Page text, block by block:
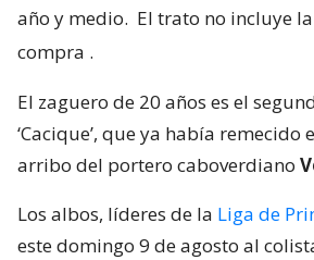
año y medio. El trato no incluye
compra .
El zaguero de 20 años es el
‘Cacique’, que ya había remecido
arribo del portero caboverdiano
Los albos, líderes de la Liga de
este domingo 9 de agosto al